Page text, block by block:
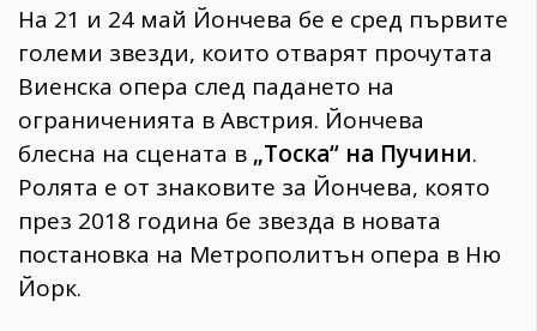
На 21 и 24 май Йончева бе е сред първите
големи звезди, които отварят прочутата
Виенска опера след падането на
ограниченията в Австрия. Йончева
блесна на сцената в „Тоска“ на Пучини.
Ролята е от знаковите за Йончева, която
през 2018 година бе звезда в новата
постановка на Метрополитън опера в Ню
Йорк.